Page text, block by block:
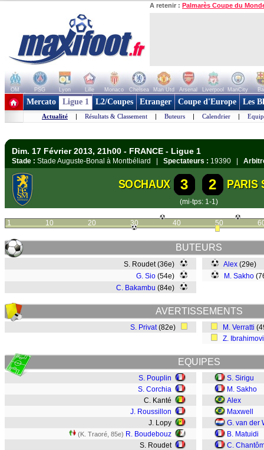
A retenir : Palmarès Coupe du
OM PSG Lyon Lille Monaco Chelsea Man Utd Arsenal Liverpool ManCity
+ de clubs
Mercato Ligue 1 L2/Coupes Etranger Coupe d'Europe Les
Actualité | Résultats & Classement | Buteurs | Calendrier |
Dim. 17 Février 2013, 21h00 - FRANCE - Ligue 1
Stade : Stade Auguste-Bonal à Montbéliard | Spectateurs : 19390 |
SOCHAUX 3 2 PARIS
(mi-tps: 1-1)
1 10 20 30 40 50
BUTEURS
S. Roudet (36e)
G. Sio (54e)
C. Bakambu (84e)
Alex (29e)
M. Sakho
AVERTISSEMENTS
S. Privat(82e) M. Verratti
Z.
EQUIPES
S. Pouplin
S. Corchia
C. Kanté
J. Roussillon
J. Lopy
(K. Traoré, 85e) R. Boudebouz
S. Roudet
S. Sirigu
M. Sakho
Alex
Maxwell
G. van der
B. Matuidi
C.